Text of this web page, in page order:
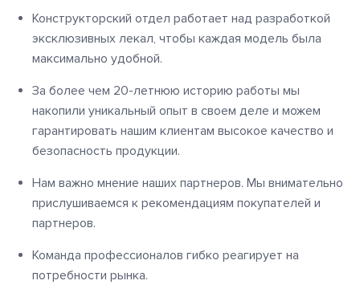
Конструкторский отдел работает над разработкой
эксклюзивных лекал, чтобы каждая модель была
максимально удобной.
За более чем 20-летнюю историю работы мы
накопили уникальный опыт в своем деле и можем
гарантировать нашим клиентам высокое качество и
безопасность продукции.
Нам важно мнение наших партнеров. Мы внимательно
прислушиваемся к рекомендациям покупателей и
партнеров.
Команда профессионалов гибко реагирует на
потребности рынка.